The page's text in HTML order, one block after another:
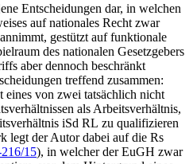
Entscheidungen dar, in welchen
auf nationales Recht zwar
gestützt auf funktionale
des nationalen Gesetzgebers
aber dennoch beschränkt
treffend zusammen:
eines von zwei tatsächlich nicht
als Arbeitsverhältnis,
iSd RL zu qualifizieren
legt der Autor dabei auf die Rs
15), in welcher der EuGH zwar